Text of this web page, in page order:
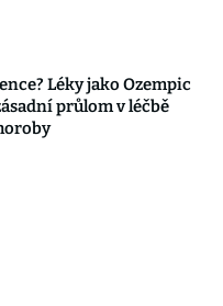
Léky jako Ozempic
průlom v léčbě